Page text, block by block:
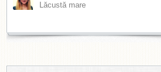
Lăcustă mare